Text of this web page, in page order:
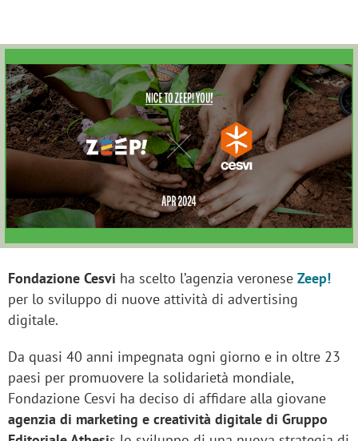
Fondazione Cesvi ha scelto l’agenzia veronese Zeep!
per lo sviluppo di nuove attività di advertising
digitale.
Da quasi 40 anni impegnata ogni giorno e in oltre 23
paesi per promuovere la solidarietà mondiale,
Fondazione Cesvi ha deciso di affidare alla giovane
agenzia di marketing e creatività digitale di Gruppo